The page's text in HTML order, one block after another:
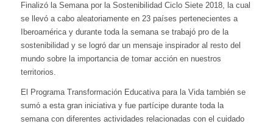
Finalizó la Semana por la Sostenibilidad Ciclo Siete 2018, la cual
se llevó a cabo aleatoriamente en 23 países pertenecientes a
Iberoamérica y durante toda la semana se trabajó pro de la
sostenibilidad y se logró dar un mensaje inspirador al resto del
mundo sobre la importancia de tomar acción en nuestros
territorios.
El Programa Transformación Educativa para la Vida también se
sumó a esta gran iniciativa y fue partícipe durante toda la
semana con diferentes actividades relacionadas con el cuidado